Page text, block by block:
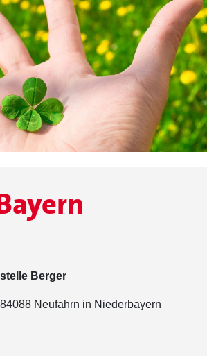
Berger
Neufahrn in Niederbayern